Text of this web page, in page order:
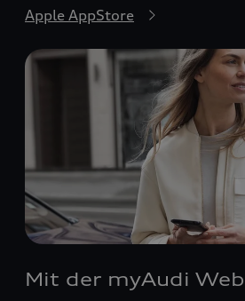
Apple AppStore
Mit der myAudi